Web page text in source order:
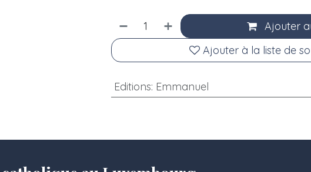
Ajouter
Ajouter à la liste de
Editions: Emmanuel